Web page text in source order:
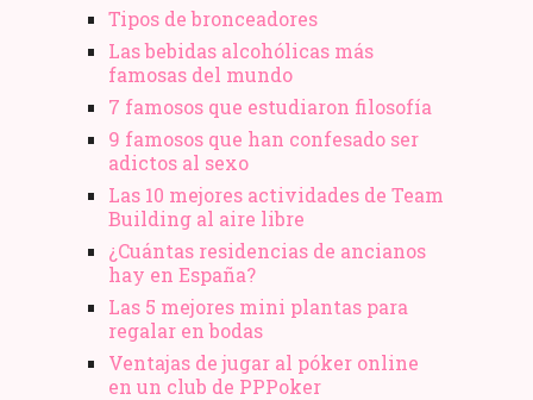
Tipos de bronceadores
Las bebidas alcohólicas más
famosas del mundo
7 famosos que estudiaron filosofía
9 famosos que han confesado ser
adictos al sexo
Las 10 mejores actividades de Team
Building al aire libre
¿Cuántas residencias de ancianos
hay en España?
Las 5 mejores mini plantas para
regalar en bodas
Ventajas de jugar al póker online
en un club de PPPoker